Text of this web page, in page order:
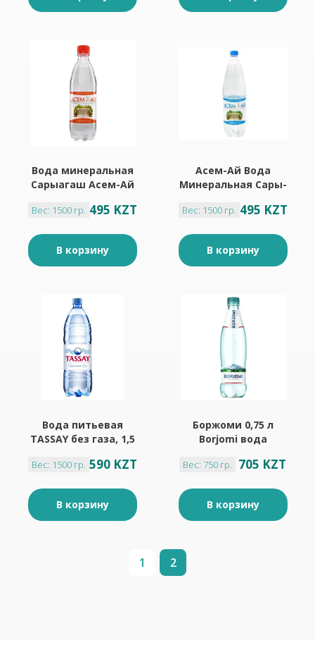
Вода минеральная
Сарыагаш Асем-Ай
Вес: 1500 гр. 495 KZT
В корзину
Асем-Ай Вода
Минеральная Сары-
ПЭТ
Вес: 1500 гр. 495 KZT
В корзину
Вода питьевая
TASSAY без газа, 1,5
Вес: 1500 гр. 590 KZT
В корзину
Боржоми 0,75 л
Borjomi вода
Вес: 750 гр. 705 KZT
В корзину
1 2